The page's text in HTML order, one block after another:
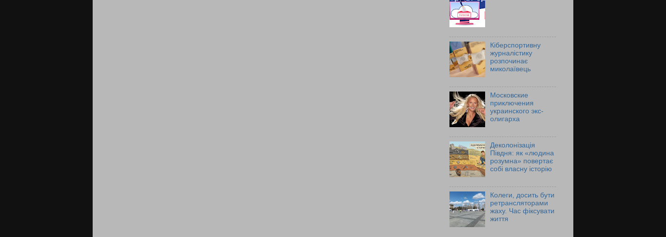
Кіберспортивну
журналістику
розпочинає
миколаївець
Московские
приключения
украинского экс-
олигарха
Деколонізація
Півдня: як «людина
розумна» повертає
собі власну історію
Колеги, досить бути
ретрансляторами
жаху. Час фіксувати
життя